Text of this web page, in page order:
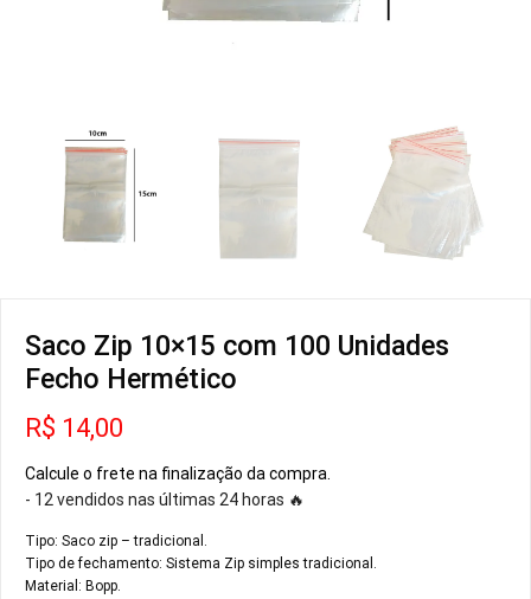
Saco Zip 10×15 com 100 Unidades
Fecho Hermético
R$ 14,00
Calcule o frete na finalização da compra.
- 12 vendidos nas últimas 24 horas 🔥
Tipo: Saco zip – tradicional.
Tipo de fechamento: Sistema Zip simples tradicional.
Material: Bopp.